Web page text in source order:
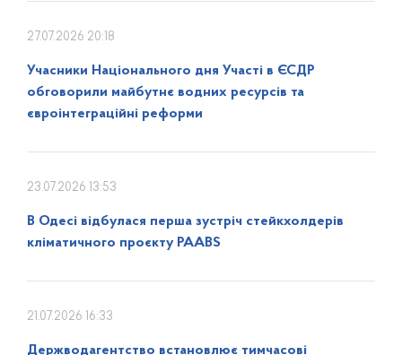
27.07.2026 20:18
Учасники Національного дня Участі в ЄСДР
обговорили майбутнє водних ресурсів та
євроінтеграційні реформи
23.07.2026 13:53
В Одесі відбулася перша зустріч стейкхолдерів
кліматичного проєкту PAABS
21.07.2026 16:33
Держводагентство встановлює тимчасові